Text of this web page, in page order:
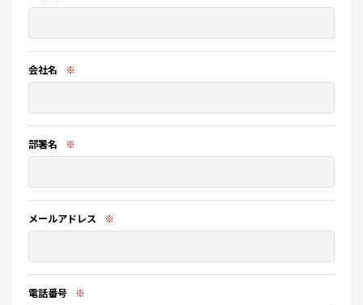
会社名 ※
部署名 ※
メールアドレス ※
電話番号 ※